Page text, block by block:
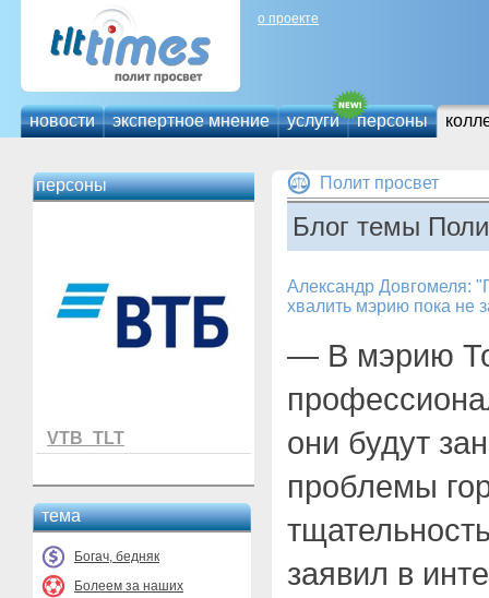
о проекте
новости экспертное мнение услуги персоны
персоны
VTB_TLT
тема
Богач, бедняк
Болеем за наших
Полит просвет
Блог темы
Александр Довгомеля:
хвалить мэрию пока не
— В мэрию
они будут
проблемы
заявил в